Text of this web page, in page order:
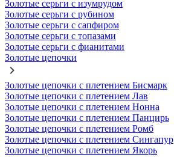
Золотые серьги с изумрудом
Золотые серьги с рубином
Золотые серьги с сапфиром
Золотые серьги с топазами
Золотые серьги с фианитами
Золотые цепочки
Золотые цепочки с плетением Бисмарк
Золотые цепочки с плетением Лав
Золотые цепочки с плетением Нонна
Золотые цепочки с плетением Панцирь
Золотые цепочки с плетением Ромб
Золотые цепочки с плетением Сингапур
Золотые цепочки с плетением Якорь